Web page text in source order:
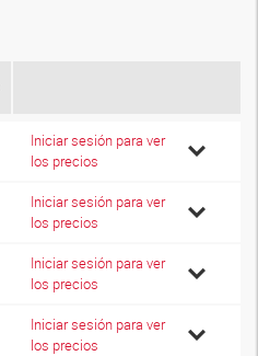
Iniciar sesión para ver
los precios
Iniciar sesión para ver
los precios
Iniciar sesión para ver
los precios
Iniciar sesión para ver
los precios